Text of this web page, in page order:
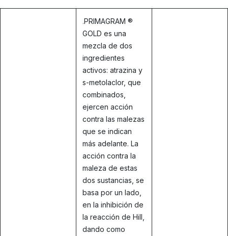
.PRIMAGRAM ®
GOLD es una
mezcla de dos
ingredientes
activos: atrazina y
s-metolaclor, que
combinados,
ejercen acción
contra las malezas
que se indican
más adelante. La
acción contra la
maleza de estas
dos sustancias, se
basa por un lado,
en la inhibición de
la reacción de Hill,
dando como